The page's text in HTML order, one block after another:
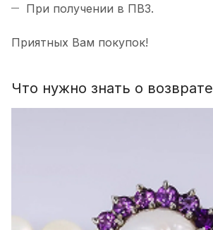
При получении в ПВЗ.
Приятных Вам покупок!
Что нужно знать о возврате